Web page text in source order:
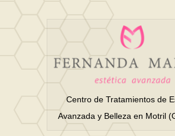
Centro de Tratamientos de
Avanzada y Belleza en Motril